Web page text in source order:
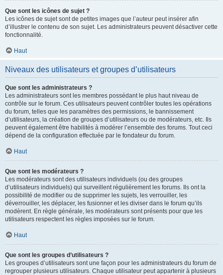
Que sont les icônes de sujet ?
Les icônes de sujet sont de petites images que l’auteur peut insérer afin
d’illustrer le contenu de son sujet. Les administrateurs peuvent désactiver cette
fonctionnalité.
Haut
Niveaux des utilisateurs et groupes d’utilisateurs
Que sont les administrateurs ?
Les administrateurs sont les membres possédant le plus haut niveau de
contrôle sur le forum. Ces utilisateurs peuvent contrôler toutes les opérations
du forum, telles que les paramètres des permissions, le bannissement
d’utilisateurs, la création de groupes d’utilisateurs ou de modérateurs, etc. Ils
peuvent également être habilités à modérer l’ensemble des forums. Tout ceci
dépend de la configuration effectuée par le fondateur du forum.
Haut
Que sont les modérateurs ?
Les modérateurs sont des utilisateurs individuels (ou des groupes
d’utilisateurs individuels) qui surveillent régulièrement les forums. Ils ont la
possibilité de modifier ou de supprimer les sujets, les verrouiller, les
déverrouiller, les déplacer, les fusionner et les diviser dans le forum qu’ils
modèrent. En règle générale, les modérateurs sont présents pour que les
utilisateurs respectent les règles imposées sur le forum.
Haut
Que sont les groupes d’utilisateurs ?
Les groupes d’utilisateurs sont une façon pour les administrateurs du forum de
regrouper plusieurs utilisateurs. Chaque utilisateur peut appartenir à plusieurs